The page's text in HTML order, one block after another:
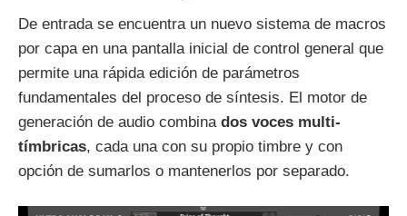
De entrada se encuentra un nuevo sistema de macros
por capa en una pantalla inicial de control general que
permite una rápida edición de parámetros
fundamentales del proceso de síntesis. El motor de
generación de audio combina dos voces multi-
tímbricas, cada una con su propio timbre y con
opción de sumarlos o mantenerlos por separado.